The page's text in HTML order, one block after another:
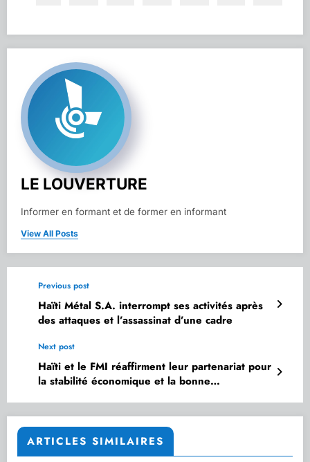
LE LOUVERTURE
Informer en formant et de former en informant
View All Posts
Previous post
Haïti Métal S.A. interrompt ses activités après
des attaques et l’assassinat d’une cadre
Next post
Haïti et le FMI réaffirment leur partenariat pour
la stabilité économique et la bonne
ARTICLES SIMILAIRES